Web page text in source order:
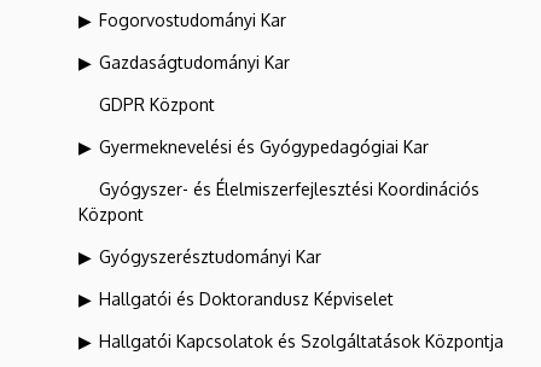
Fogorvostudományi Kar
Gazdaságtudományi Kar
GDPR Központ
Gyermeknevelési és Gyógypedagógiai Kar
Gyógyszer- és Élelmiszerfejlesztési Koordinációs
Központ
Gyógyszerésztudományi Kar
Hallgatói és Doktorandusz Képviselet
Hallgatói Kapcsolatok és Szolgáltatások Központja